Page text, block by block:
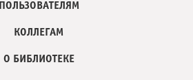
ПОЛЬЗОВАТЕЛЯМ
КОЛЛЕГАМ
О БИБЛИОТЕКЕ